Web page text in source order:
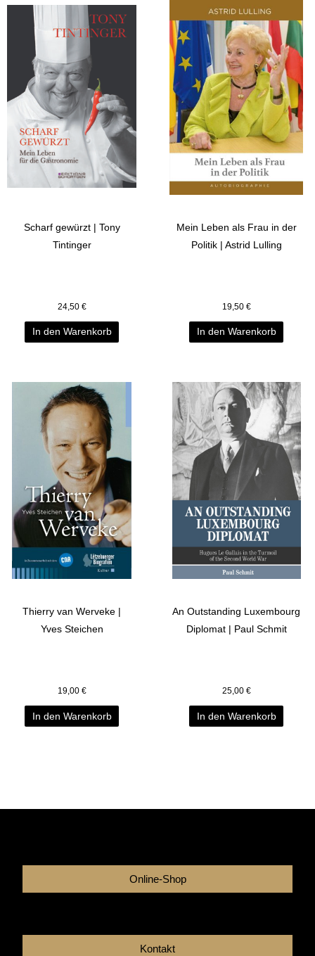
Scharf gewürzt | Tony
Tintinger
24,50 €
In den Warenkorb
Mein Leben als Frau in der
Politik | Astrid Lulling
19,50 €
In den Warenkorb
Thierry van Werveke |
Yves Steichen
19,00 €
In den Warenkorb
An Outstanding Luxembourg
Diplomat | Paul Schmit
25,00 €
In den Warenkorb
Online-Shop
Kontakt